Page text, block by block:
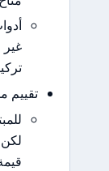
أدوات النسخ
غير مذكور
مدى كفاية
للمبتدئين: وجود
لكن افتقار
قيمة المنصة لمن